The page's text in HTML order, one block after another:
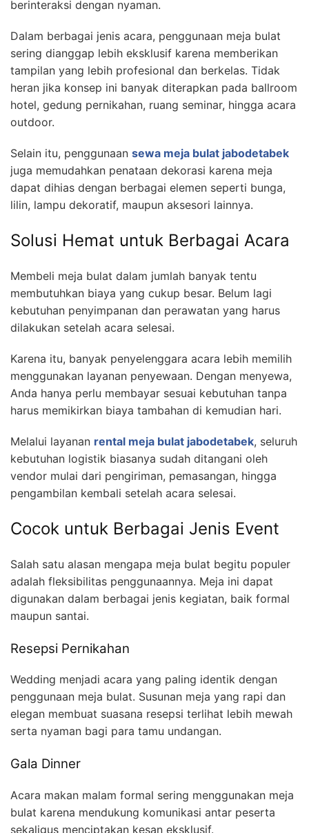
berinteraksi dengan nyaman.
Dalam berbagai jenis acara, penggunaan meja bulat
sering dianggap lebih eksklusif karena memberikan
tampilan yang lebih profesional dan berkelas. Tidak
heran jika konsep ini banyak diterapkan pada ballroom
hotel, gedung pernikahan, ruang seminar, hingga acara
outdoor.
Selain itu, penggunaan sewa meja bulat jabodetabek
juga memudahkan penataan dekorasi karena meja
dapat dihias dengan berbagai elemen seperti bunga,
lilin, lampu dekoratif, maupun aksesori lainnya.
Solusi Hemat untuk Berbagai Acara
Membeli meja bulat dalam jumlah banyak tentu
membutuhkan biaya yang cukup besar. Belum lagi
kebutuhan penyimpanan dan perawatan yang harus
dilakukan setelah acara selesai.
Karena itu, banyak penyelenggara acara lebih memilih
menggunakan layanan penyewaan. Dengan menyewa,
Anda hanya perlu membayar sesuai kebutuhan tanpa
harus memikirkan biaya tambahan di kemudian hari.
Melalui layanan rental meja bulat jabodetabek, seluruh
kebutuhan logistik biasanya sudah ditangani oleh
vendor mulai dari pengiriman, pemasangan, hingga
pengambilan kembali setelah acara selesai.
Cocok untuk Berbagai Jenis Event
Salah satu alasan mengapa meja bulat begitu populer
adalah fleksibilitas penggunaannya. Meja ini dapat
digunakan dalam berbagai jenis kegiatan, baik formal
maupun santai.
Resepsi Pernikahan
Wedding menjadi acara yang paling identik dengan
penggunaan meja bulat. Susunan meja yang rapi dan
elegan membuat suasana resepsi terlihat lebih mewah
serta nyaman bagi para tamu undangan.
Gala Dinner
Acara makan malam formal sering menggunakan meja
bulat karena mendukung komunikasi antar peserta
sekaligus menciptakan kesan eksklusif.